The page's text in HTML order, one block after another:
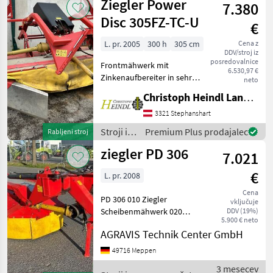
za žetev
in
spravilo
/ Ziegler
Rabljeni stroj
Ziegler Power
Disc 305FZ-TC-U
7.380
€
Cena z
DDV/stroj iz
posredovalnice
6.530,97 €
neto
L. pr. 2005 300 h
305 cm
Frontmähwerk mit
Zinkenaufbereiter in sehr
Aufbereiterzinken aus
Kunststoff - exakte und
gute Bodenanpassung
durch speziellen
Anbaubock - Sehr
Christoph Heindl Landtechnik GmbH, Stephanshart
3321 Stephanshart
Stroji in
oprema
za žetev
spravilo
Premium Plus prodajalec
ziegler PD 306
7.021
€
Cena
vključuje
DDV (19%)
5.900 € neto
L. pr. 2008
PD 306 010 Ziegler
Scheibenmähwerk 020
Anbau 040 Gelenkwelle 050
Bedienterminal 060
Klappvorrichtung:
AGRAVIS Technik Center GmbH
49716 Meppen
3 mesecev